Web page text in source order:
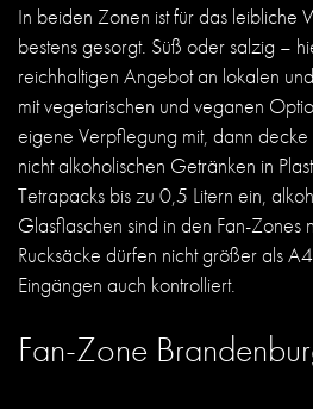
In beiden Zonen ist für das leibliche
bestens gesorgt. Süß oder salzig –
reichhaltigen Angebot an lokalen
mit vegetarischen und veganen
eigene Verpflegung mit, dann decke
nicht alkoholischen Getränken in
Tetrapacks bis zu 0,5 Litern ein,
Glasflaschen sind in den Fan-Zones
Rucksäcke dürfen nicht größer als
Eingängen auch kontrolliert.
Fan-Zone